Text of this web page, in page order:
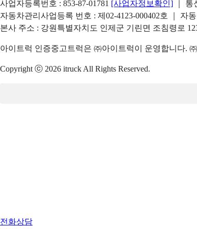
사업자등록번호 : 853-87-01781 [사업자정보확인]
｜
자동차관리사업등록 번호 : 제02-4123-000402호 ｜ 자
본사 주소 : 강원특별자치도 인제군 기린면 조침령로
아이트럭 인증중고트럭은 ㈜아이트럭이 운영합니다.
Copyright ⓒ 2026 itruck All Rights Reserved.
전화상담